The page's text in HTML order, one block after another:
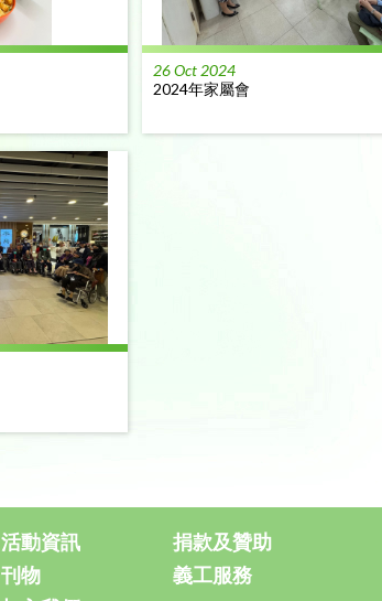
26 Oct 2024
2024年家屬會
活動資訊
刊物
捐款及贊助
義工服務